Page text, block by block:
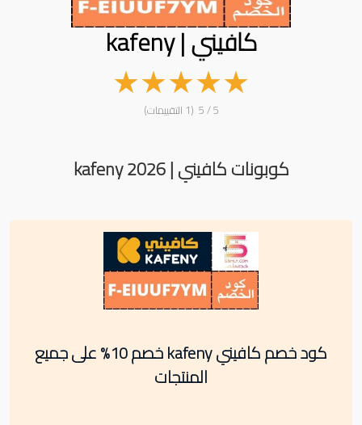
كافيني | kafeny
★
★
★
★
★ 5 / 5 (1 التقييمات)
كوبونات كافيني | kafeny 2026
كود خصم كافيني kafeny خصم 10% على جميع
المنتجات